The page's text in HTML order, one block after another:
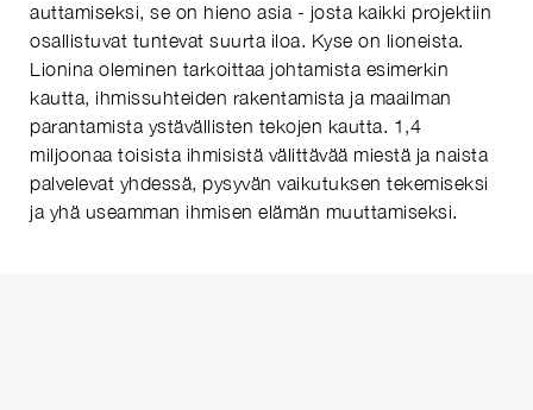
auttamiseksi, se on hieno asia - josta kaikki projektiin
osallistuvat tuntevat suurta iloa. Kyse on lioneista.
Lionina oleminen tarkoittaa johtamista esimerkin
kautta, ihmissuhteiden rakentamista ja maailman
parantamista ystävällisten tekojen kautta. 1,4
miljoonaa toisista ihmisistä välittävää miestä ja naista
palvelevat yhdessä, pysyvän vaikutuksen tekemiseksi
ja yhä useamman ihmisen elämän muuttamiseksi.